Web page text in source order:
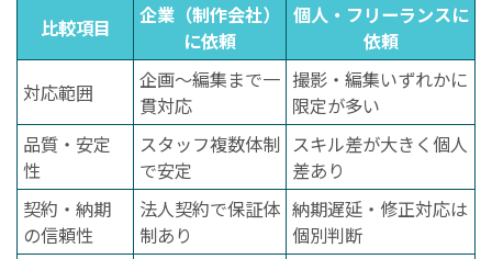
比較項目
企業（制作会社）
に依頼
個人・フリーランスに
依頼
対応範囲
企画〜編集まで一
貫対応
撮影・編集いずれかに
限定が多い
品質・安定
性
スタッフ複数体制
で安定
スキル差が大きく個人
差あり
契約・納期
の信頼性
法人契約で保証体
制あり
納期遅延・修正対応は
個別判断